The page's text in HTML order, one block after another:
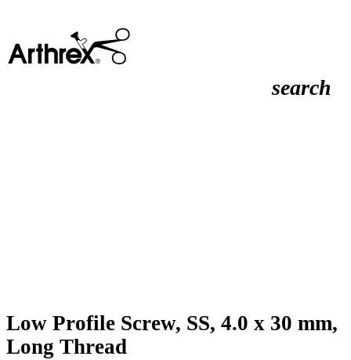
search
Low Profile Screw, SS, 4.0 x 30 mm,
Long Thread